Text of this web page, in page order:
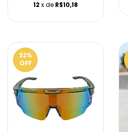
12 x de R$10,18
32%
OFF